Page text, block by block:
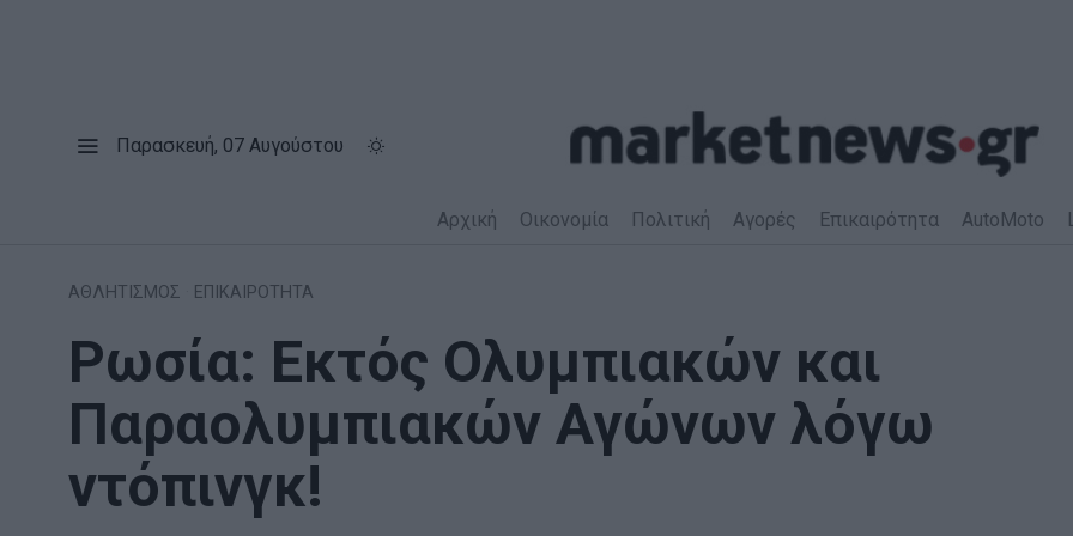
Παρασκευή, 07 Αυγούστου
Αρχική Οικονομία Πολιτική Αγορές Επικαιρότητα AutoMoto
ΑΘΛΗΤΙΣΜΟΣ ΕΠΙΚΑΙΡΟΤΗΤΑ
Ρωσία: Εκτός Ολυμπιακών και
Παραολυμπιακών Αγώνων λόγω
ντόπινγκ!